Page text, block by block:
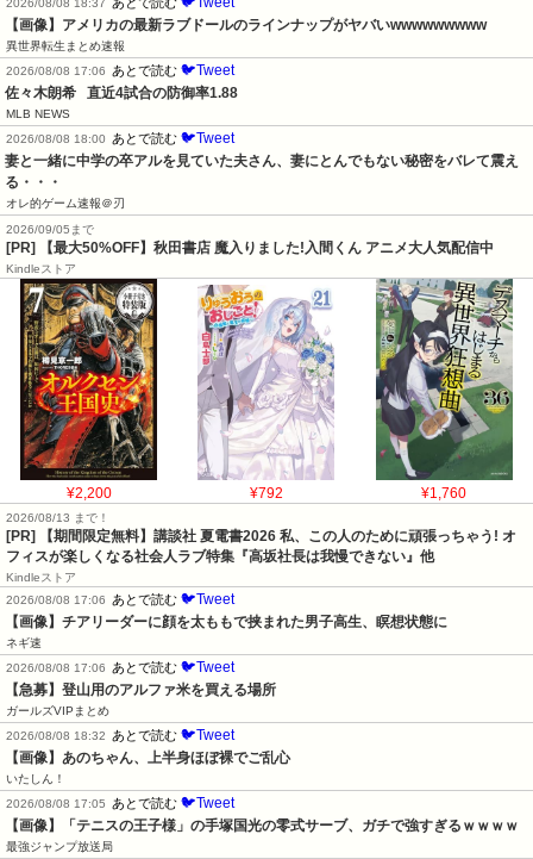
2026/08/08 18:37
【画像】アメリカの最新ラブドールのラインナップがヤバいwwwwwwwww
異世界転生まとめ速報
2026/08/08 17:06
あとで読む 🐦Tweet
佐々木朗希   直近4試合の防御率1.88
MLB NEWS
2026/08/08 18:00
あとで読む 🐦Tweet
妻と一緒に中学の卒アルを見ていた夫さん、妻にとんでもない秘密をバレて震え
る・・・
オレ的ゲーム速報＠刃
2026/09/05まで
[PR] 【最大50%OFF】秋田書店 魔入りました!入間くん アニメ大人気配信中
Kindleストア
¥2,200 ¥792 ¥1,760
2026/08/13 まで！
[PR] 【期間限定無料】講談社 夏電書2026 私、この人のために頑張っちゃう! オ
フィスが楽しくなる社会人ラブ特集『高坂社長は我慢できない』他
Kindleストア
2026/08/08 17:06
あとで読む 🐦Tweet
【画像】チアリーダーに顔を太ももで挟まれた男子高生、瞑想状態に
ネギ速
2026/08/08 17:06
あとで読む 🐦Tweet
【急募】登山用のアルファ米を買える場所
ガールズVIPまとめ
2026/08/08 18:32
あとで読む 🐦Tweet
【画像】あのちゃん、上半身ほぼ裸でご乱心
いたしん！
2026/08/08 17:05
あとで読む 🐦Tweet
【画像】「テニスの王子様」の手塚国光の零式サーブ、ガチで強すぎるｗｗｗｗ
最強ジャンプ放送局